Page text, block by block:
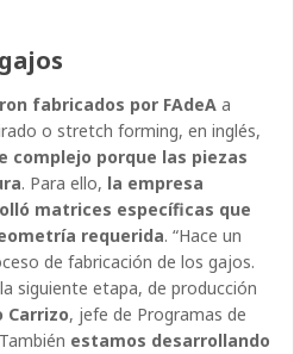
fabricados por FAdeA a
o stretch forming, en inglés,
complejo porque las piezas
. Para ello, la empresa
matrices específicas que
requerida. “Hace un
de fabricación de los gajos.
siguiente etapa, de producción
Carrizo, jefe de Programas de
estamos desarrollando